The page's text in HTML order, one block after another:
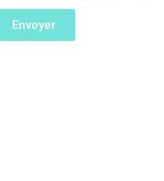
Envoyer